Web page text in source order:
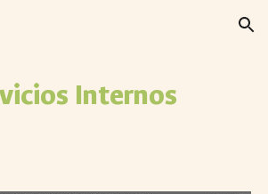
Skip to navigation
Internos